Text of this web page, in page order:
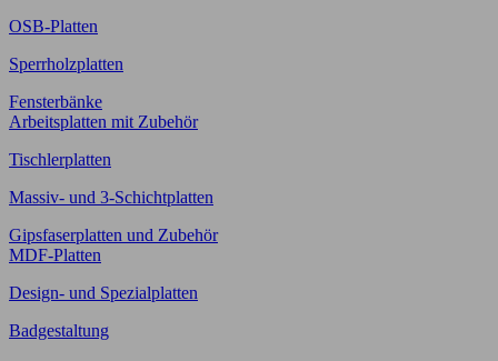
OSB-Platten
Sperrholzplatten
Fensterbänke
Arbeitsplatten mit Zubehör
Tischlerplatten
Massiv- und 3-Schichtplatten
Gipsfaserplatten und Zubehör
MDF-Platten
Design- und Spezialplatten
Badgestaltung